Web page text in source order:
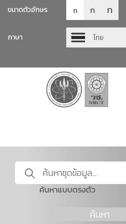
ขนาดตัวอักษร ก ก ก
ภาษา
ไทย
ค้นหาแบบตรงตัว
ค้นหา